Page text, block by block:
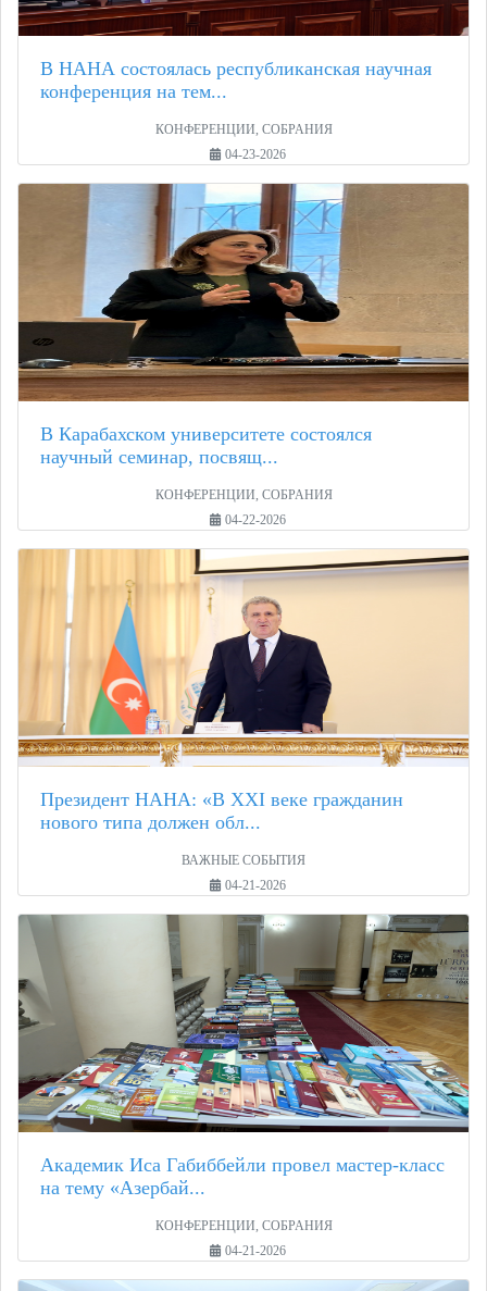
В НАНА состоялась республиканская научная
конференция на тем...
КОНФЕРЕНЦИИ, СОБРАНИЯ
04-23-2026
В Карабахском университете состоялся
научный семинар, посвящ...
КОНФЕРЕНЦИИ, СОБРАНИЯ
04-22-2026
Президент НАНА: «В XXI веке гражданин
нового типа должен обл...
ВАЖНЫЕ СОБЫТИЯ
04-21-2026
Академик Иса Габиббейли провел мастер-класс
на тему «Азербай...
КОНФЕРЕНЦИИ, СОБРАНИЯ
04-21-2026